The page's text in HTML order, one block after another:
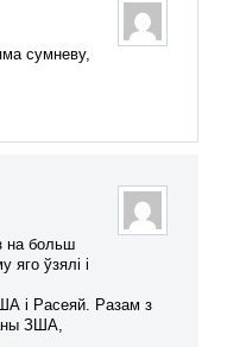
сумневу,
на больш
яго ўзялі і
і Расеяй. Разам з
ЗША,